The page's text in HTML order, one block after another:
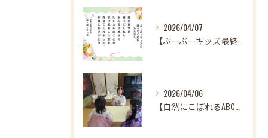
2026/04/07
2026/04/06